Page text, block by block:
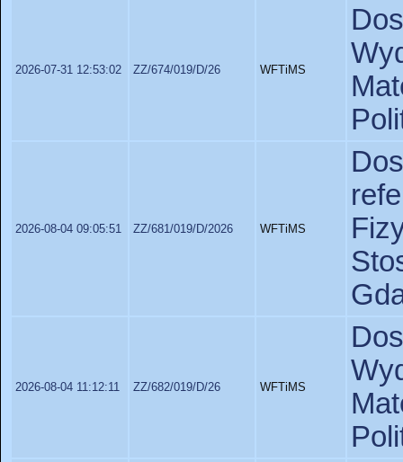
2026-07-31 12:53:02 ZZ/674/019/D/26 WFTiMS
2026-08-04 09:05:51 ZZ/681/019/D/2026 WFTiMS
2026-08-04 11:12:11 ZZ/682/019/D/26 WFTiMS